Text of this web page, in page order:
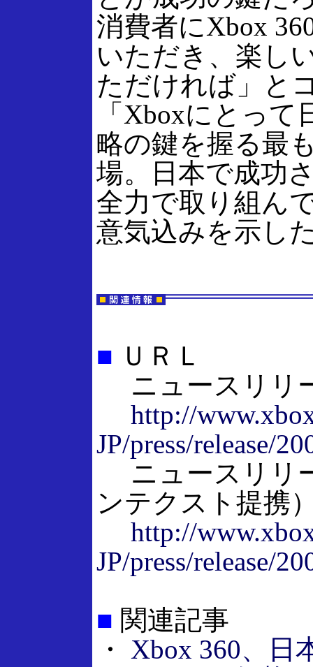
消費者にXbox
いただき、楽し
ただければ」と
「Xboxにとって
略の鍵を握る最
場。日本で成功
全力で取り組ん
意気込みを示し
■ ＵＲＬ
ニュースリリ
http://
JP/press/release/
ニュースリリ
ンテクスト提携
http://
JP/press/release/
■ 関連記事
・ Xbox 360、日